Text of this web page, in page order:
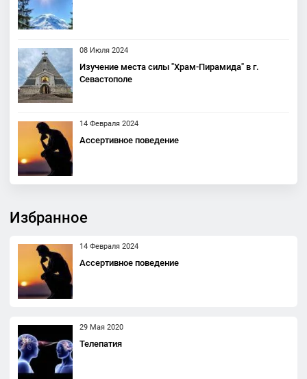
08 Июля 2024
Изучение места силы "Храм-Пирамида" в г.
Севастополе
14 Февраля 2024
Ассертивное поведение
Избранное
14 Февраля 2024
Ассертивное поведение
29 Мая 2020
Телепатия